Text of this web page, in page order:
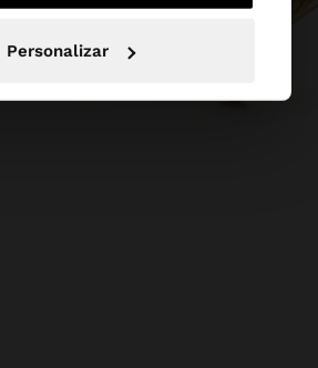
Personalizar